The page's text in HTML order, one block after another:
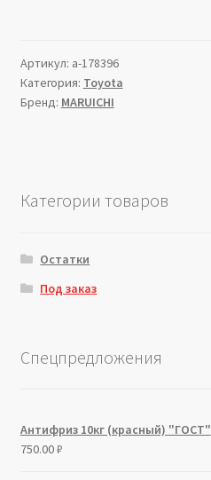
Артикул: a-178396
Категория: Toyota
Бренд: MARUICHI
Категории товаров
Остатки
Под заказ
Спецпредложения
Антифриз 10кг (красный) "ГОСТ"
750.00₽